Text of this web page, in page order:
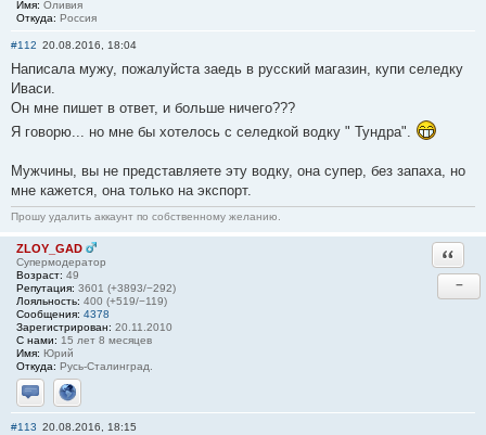
Имя: Оливия
Откуда: Россия
#112 20.08.2016, 18:04
Написала мужу, пожалуйста заедь в русский магазин, купи селедку
Иваси.
Он мне пишет в ответ, и больше ничего???
Я говорю... но мне бы хотелось с селедкой водку " Тундра".
Мужчины, вы не представляете эту водку, она супер, без запаха, но
мне кажется, она только на экспорт.
Прошу удалить аккаунт по собственному желанию.
ZLOY_GAD
Супермодератор
Возраст: 49
Репутация: 3601 (+3893/−292)
Лояльность: 400 (+519/−119)
Сообщения: 4378
Зарегистрирован: 20.11.2010
С нами: 15 лет 8 месяцев
Имя: Юрий
Откуда: Русь-Сталинград.
Отправить личное сообщение
Сайт
−
#113 20.08.2016, 18:15